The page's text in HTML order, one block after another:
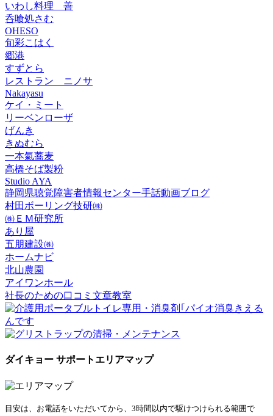
いわし料理 善
呑喰処さむ
OHESO
旬彩こはく
郷港
すずとら
レストラン ニノサ
Nakayasu
ケイ・ミート
リーベンローザ
げんき
きぬむら
一本氣蕎麦
高橋そば製粉
Studio AYA
静岡県聴覚障害者情報センター手話動画ブログ
村田ボーリング技研㈱
㈱ＥＭ研究所
あり屋
五朋建設㈱
ホームナビ
北山農園
アイワンホール
社長のための口コミ文章教室
ダイキョー サポートエリアマップ
目安は、お電話をいただいてから、3時間以内で駆けつけられる範囲で